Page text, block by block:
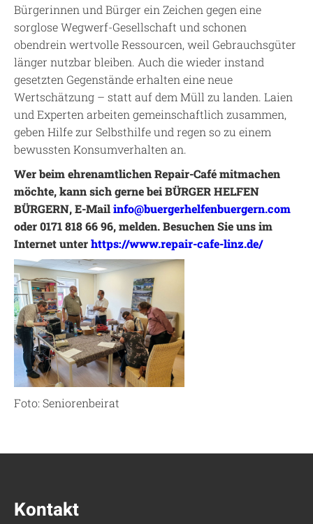
Bürgerinnen und Bürger ein Zeichen gegen eine
sorglose Wegwerf-Gesellschaft und schonen
obendrein wertvolle Ressourcen, weil Gebrauchsgüter
länger nutzbar bleiben. Auch die wieder instand
gesetzten Gegenstände erhalten eine neue
Wertschätzung – statt auf dem Müll zu landen. Laien
und Experten arbeiten gemeinschaftlich zusammen,
geben Hilfe zur Selbsthilfe und regen so zu einem
bewussten Konsumverhalten an.
Wer beim ehrenamtlichen Repair-Café mitmachen
möchte, kann sich gerne bei BÜRGER HELFEN
BÜRGERN, E-Mailinfo@buergerhelfenbuergern.com
oder 0171 818 66 96, melden. Besuchen Sie uns im
Internet unterhttps://www.repair-cafe-linz.de/
Foto: Seniorenbeirat
Kontakt